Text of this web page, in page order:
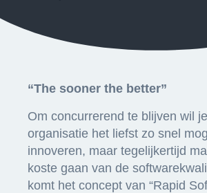
“The sooner the better”
Om concurrerend te blijven wil
organisatie het liefst zo snel
innoveren, maar tegelijkertijd
koste gaan van de
komt het concept van “Rapid